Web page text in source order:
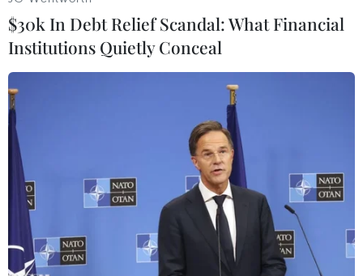
Ngoại trưởng Mỹ Antony Blinken phát biểu tại Washington, DC.
(Ảnh: AFP/ TTXVN)
Mỹ đã kêu gọi mở một cuộc điều tra về vụ tấn
công rocket tại căn cứ không quân ở khu vực tự
trị người Kurd của Iraq và cam kết bắt thủ
$30k In Debt Relief Scandal: What Financial
Institutions Quietly Conceal